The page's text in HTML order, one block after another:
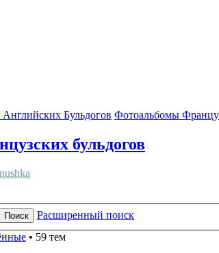
Английских Бульдогов Фотоальбомы
бульдогов
Поиск
Расширенный поиск
• 59 тем